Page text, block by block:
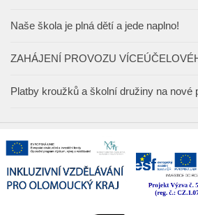
Naše škola je plná dětí a jede naplno!
ZAHÁJENÍ PROVOZU
Platby kroužků a školní družiny na nové